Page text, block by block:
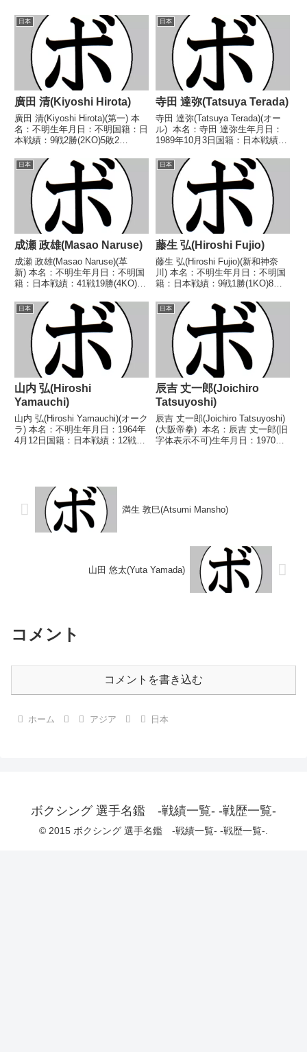
日本
廣田 清(Kiyoshi Hirota)
廣田 清(Kiyoshi Hirota)(第一) 本
名：不明生年月日：不明国籍：日
本戦績：9戦2勝(2KO)5敗2
歴】1947/03/22 △4R判定 (採点
不明) 佐々木 三郎(東
協)1947/05/15 ●...
日本
寺田 達弥(Tatsuya Terada)
寺田 達弥(Tatsuya Terada)(オー
ル) 本名：寺田 達弥生年月日：
1989年10月3日国籍：日本戦績：
トル】なし 【戦歴】
2013/09/14 ○4R判定 3-0(39-
37、39...
日本
成瀬 政雄(Masao Naruse)
成瀬 政雄(Masao Naruse)(革
新) 本名：不明生年月日：不明国
籍：日本戦績：41戦19勝(4KO)18
し 【戦歴】1959/01/16 ○4R判
定 (採点不明) 国府田 幸雄
(AO)1959/01/28...
日本
藤生 弘(Hiroshi Fujio)
藤生 弘(Hiroshi Fujio)(新和神奈
川) 本名：不明生年月日：不明国
籍：日本戦績：9戦1勝(1KO)8
歴】1964/04/12 ●4R判定 (採点
不明) 沢崎 茂(ヨネク
ラ)1964/05/03 ●...
日本
山内 弘(Hiroshi
Yamauchi)
山内 弘(Hiroshi Yamauchi)(オーク
ラ) 本名：不明生年月日：1964年
4月12日国籍：日本戦績：12戦8
○1RKO 小峰 ...
日本
辰吉 丈一郎(Joichiro
Tatsuyoshi)
辰吉 丈一郎(Joichiro Tatsuyoshi)
(大阪帝拳) 本名：辰吉 丈一郎(旧
字体表示不可)生年月日：1970年5
満生 敦巳(Atsumi Mansho)
山田 悠太(Yuta Yamada)
コメント
コメントを書き込む
ホーム アジア 日本
ボクシング 選手名鑑 -戦績一覧- -戦歴一覧-
© 2015 ボクシング 選手名鑑 -戦績一覧- -戦歴一覧-.